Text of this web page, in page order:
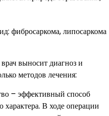
фибросаркома, липосаркома
выносит диагноз и
методов лечения:
– эффективный способ
характера. В ходе операции